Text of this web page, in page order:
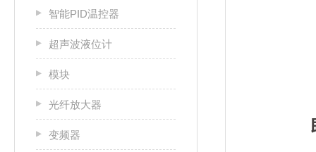
智能PID温控器
超声波液位计
模块
光纤放大器
变频器